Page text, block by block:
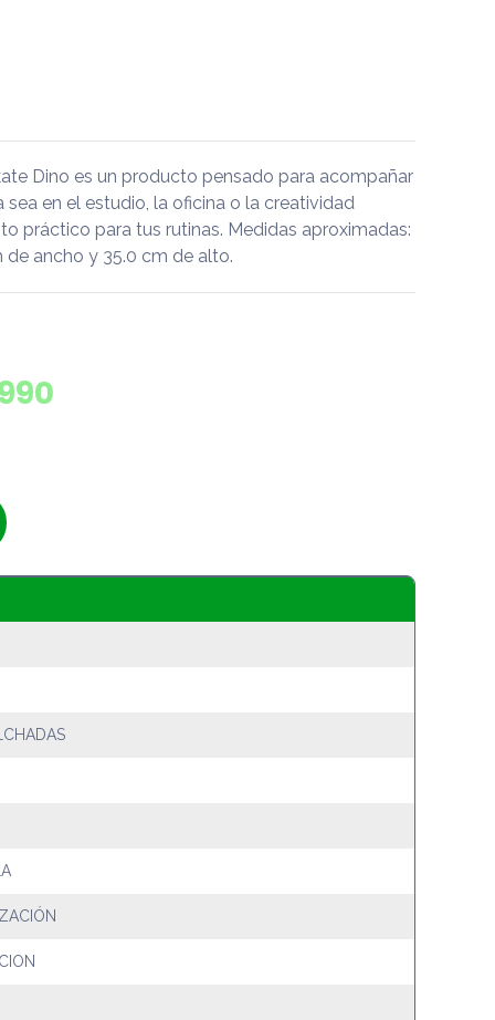
Dino es un producto pensado para acompañar
sea en el estudio, la oficina o la creatividad
práctico para tus rutinas. Medidas aproximadas:
de ancho y 35.0 cm de alto.